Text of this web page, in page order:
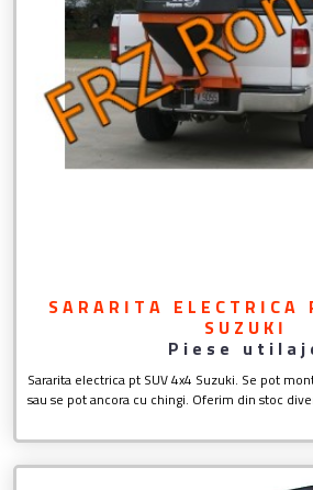
SARARITA ELECTRICA
SUZUKI
Piese
Sararita electrica pt SUV 4x4 Suzuki. Se pot
sau se pot ancora cu chingi. Oferim din stoc